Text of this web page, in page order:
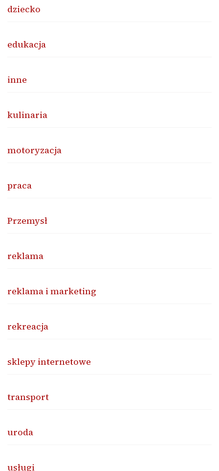
dziecko
edukacja
inne
kulinaria
motoryzacja
praca
Przemysł
reklama
reklama i marketing
rekreacja
sklepy internetowe
transport
uroda
usługi